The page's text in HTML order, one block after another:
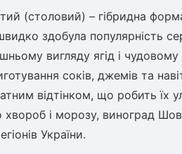
(столовий) – гібридна
здобула популярність
вигляду ягід і
соків, джемів та
відтінком, що робить
хвороб і морозу, виноград
України.